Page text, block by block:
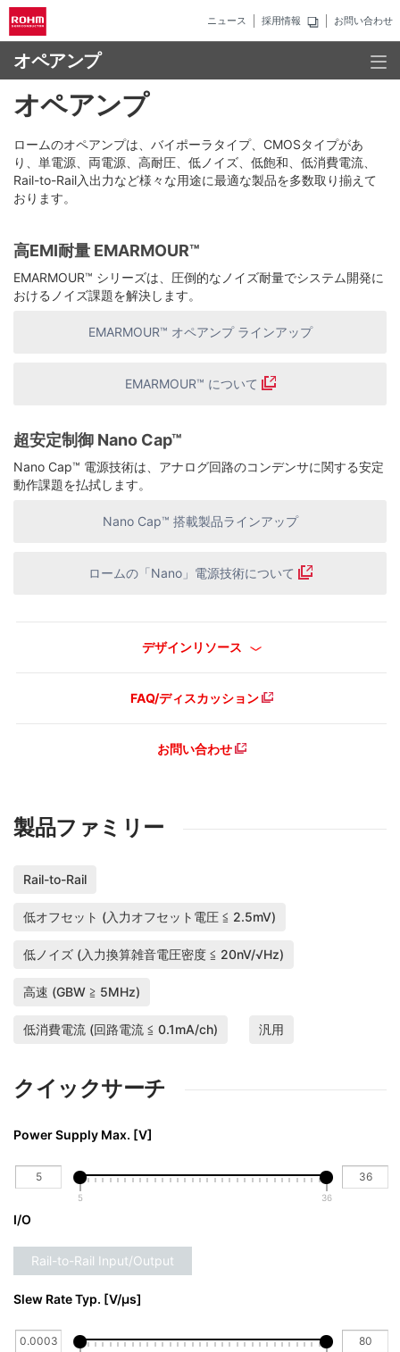
ニュース 採用情報 お問い合わせ
オペアンプ
オペアンプ
ロームのオペアンプは、バイポーラタイプ、CMOSタイプがあ
り、単電源、両電源、高耐圧、低ノイズ、低飽和、低消費電流、
Rail-to-Rail入出力など様々な用途に最適な製品を多数取り揃えて
おります。
高EMI耐量 EMARMOUR™
EMARMOUR™ シリーズは、圧倒的なノイズ耐量でシステム開発に
おけるノイズ課題を解決します。
EMARMOUR™ オペアンプ ラインアップ
EMARMOUR™ について
超安定制御 Nano Cap™
Nano Cap™ 電源技術は、アナログ回路のコンデンサに関する安定
動作課題を払拭します。
Nano Cap™ 搭載製品ラインアップ
ロームの「Nano」電源技術について
デザインリソース
FAQ/ディスカッション
お問い合わせ
製品ファミリー
Rail-to-Rail
低オフセット (入力オフセット電圧 ≦ 2.5mV)
低ノイズ (入力換算雑音電圧密度 ≦ 20nV/√Hz)
高速 (GBW ≧ 5MHz)
低消費電流 (回路電流 ≦ 0.1mA/ch) 汎用
クイックサーチ
Power Supply Max. [V]
5 36
I/O
Rail-to-Rail Input/Output
Slew Rate Typ. [V/µs]